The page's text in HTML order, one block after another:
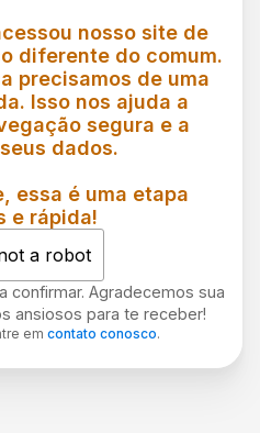
nosso site de
diferente do comum.
precisamos de uma
Isso nos ajuda a
segura e a
dados.
essa é uma etapa
e rápida!
a robot
confirmar. Agradecemos sua
ansiosos para te receber!
em contato conosco.